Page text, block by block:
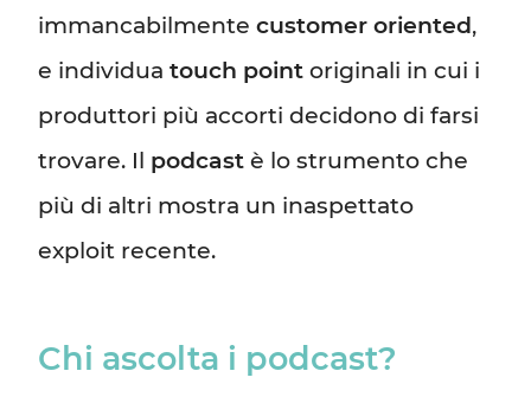
immancabilmentecustomer oriented,
e individuatouch point originali in cui i
produttori più accorti decidono di farsi
trovare. Il podcastè lo strumento che
più di altri mostra un inaspettato
exploit recente.
Chi ascolta i podcast?